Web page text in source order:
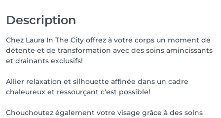
Description
Chez Laura In The City offrez à votre corps un moment de
détente et de transformation avec des soins amincissants
et drainants exclusifs!
Allier relaxation et silhouette affinée dans un cadre
chaleureux et ressourçant c'est possible!
Chouchoutez également votre visage grâce à des soins